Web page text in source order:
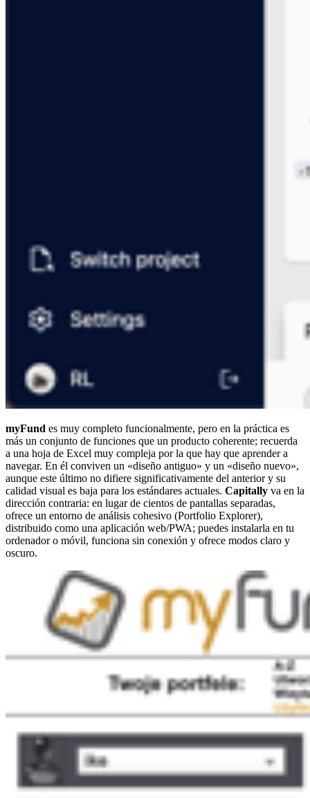
myFund es muy completo funcionalmente, pero en la práctica es
más un conjunto de funciones que un producto coherente; recuerda
a una hoja de Excel muy compleja por la que hay que aprender a
navegar. En él conviven un «diseño antiguo» y un «diseño nuevo»,
aunque este último no difiere significativamente del anterior y su
calidad visual es baja para los estándares actuales. Capitally va en la
dirección contraria: en lugar de cientos de pantallas separadas,
ofrece un entorno de análisis cohesivo (Portfolio Explorer),
distribuido como una aplicación web/PWA; puedes instalarla en tu
ordenador o móvil, funciona sin conexión y ofrece modos claro y
oscuro.